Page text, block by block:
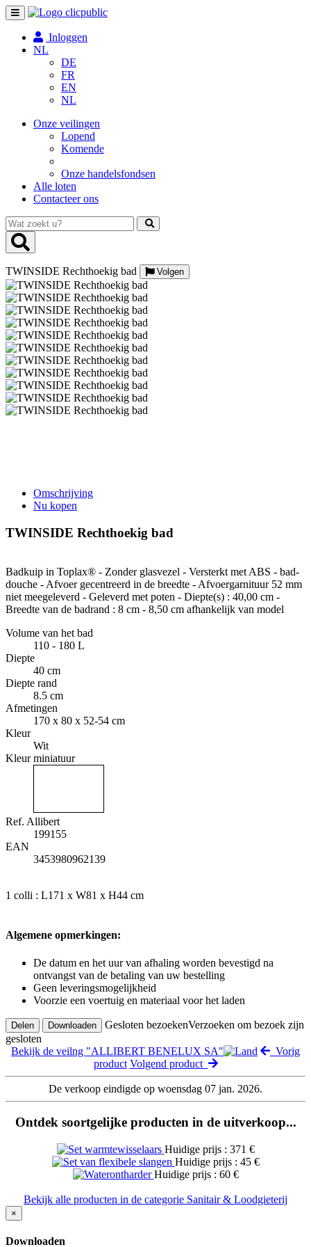
Toggle
navigation
Inloggen
NL
DE
FR
EN
NL
Onze veilingen
Lopend
Komende
Onze handelsfondsen
Alle loten
Contacteer ons
Wat
zoekt
u?
TWINSIDE Rechthoekig bad Volgen
Omschrijving
Nu kopen
TWINSIDE Rechthoekig bad
Badkuip in Toplax® - Zonder glasvezel - Versterkt met ABS - bad-
douche - Afvoer gecentreerd in de breedte - Afvoergarnituur 52 mm
niet meegeleverd - Geleverd met poten - Diepte(s) : 40,00 cm -
Breedte van de badrand : 8 cm - 8,50 cm afhankelijk van model
Volume van het bad
110 - 180 L
Diepte
40 cm
Diepte rand
8.5 cm
Afmetingen
170 x 80 x 52-54 cm
Kleur
Wit
Kleur miniatuur
Ref. Allibert
199155
EAN
3453980962139
1 colli : L171 x W81 x H44 cm
Algemene opmerkingen:
De datum en het uur van afhaling worden bevestigd na
ontvangst van de betaling van uw bestelling
Geen leveringsmogelijkheid
Voorzie een voertuig en materiaal voor het laden
Delen Downloaden Gesloten bezoekenVerzoeken om bezoek zijn
gesloten
Bekijk de veilng "ALLIBERT BENELUX SA"
Vorig
product Volgend product
De verkoop eindigde op woensdag 07 jan. 2026.
Ontdek soortgelijke producten in de uitverkoop...
Huidige prijs : 371 €
Huidige prijs : 45 €
Huidige prijs : 60 €
Bekijk alle producten in de categorie Sanitair & Loodgieterij
×
Downloaden